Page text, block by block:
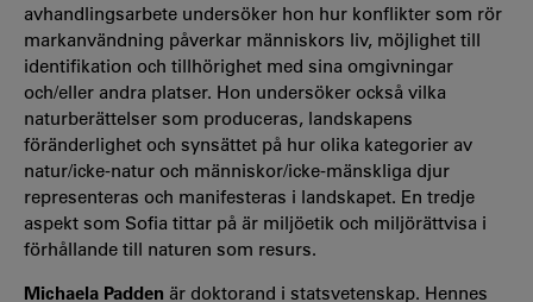
avhandlingsarbete undersöker hon hur konflikter som rör
markanvändning påverkar människors liv, möjlighet till
identifikation och tillhörighet med sina omgivningar
och/eller andra platser. Hon undersöker också vilka
naturberättelser som produceras, landskapens
föränderlighet och synsättet på hur olika kategorier av
natur/icke-natur och människor/icke-mänskliga djur
representeras och manifesteras i landskapet. En tredje
aspekt som Sofia tittar på är miljöetik och miljörättvisa i
förhållande till naturen som resurs.
Michaela Padden är doktorand i statsvetenskap. Hennes